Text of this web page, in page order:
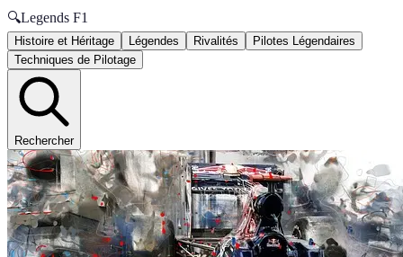
🔍Legends F1
Histoire et Héritage Légendes Rivalités
Pilotes Légendaires
Techniques de Pilotage
Rechercher